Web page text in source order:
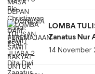
LOMBA
Zanatus Nur
14 November